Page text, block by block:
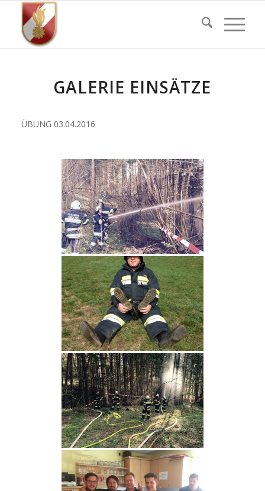
GALERIE EINSÄTZE
ÜBUNG 03.04.2016